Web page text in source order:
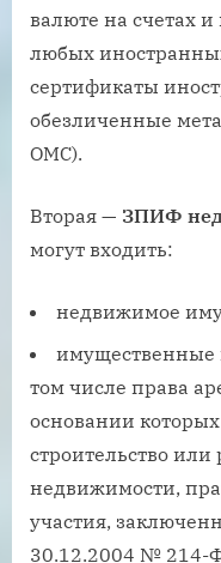
валюте на счетах и
любых
сертификаты
обезличенные
ОМС).
Вторая — ЗПИФ
могут входить:
недвижимое
имущественные
том числе права
основании
строительство или
недвижимости,
участия,
30.12.2004 № 214-